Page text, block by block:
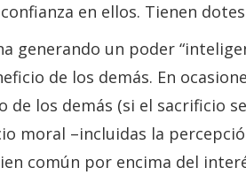
en ellos. Tienen
generando un poder
de los demás. En
de los demás (si el sacrificio
moral –incluidas la
común por encima del